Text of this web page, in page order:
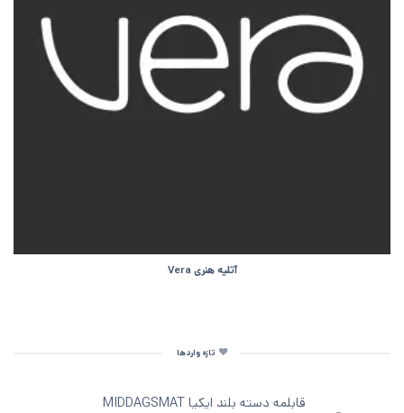
آتلیه هنری Vera
تازه واردها
قابلمه دسته‌ بلند ایکیا MIDDAGSMAT